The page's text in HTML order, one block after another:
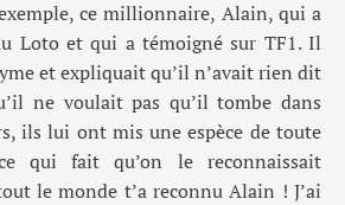
ce millionnaire, Alain,qui a
Loto et qui a témoigné sur TF1. Il
etexpliquaitqu’il n’avaitrien dit
ne voulait pas qu’il tombe dans
ils lui ont mis une espèce de toute
qui fait qu’on le reconnaissait
le monde t’a reconnu Alain !J’ai